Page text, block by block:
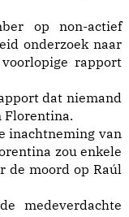
op non-actief
onderzoek naar
rapport
dat niemand
Florentina.
inachtneming van
zou enkele
de moord op Raúl
medeverdachte